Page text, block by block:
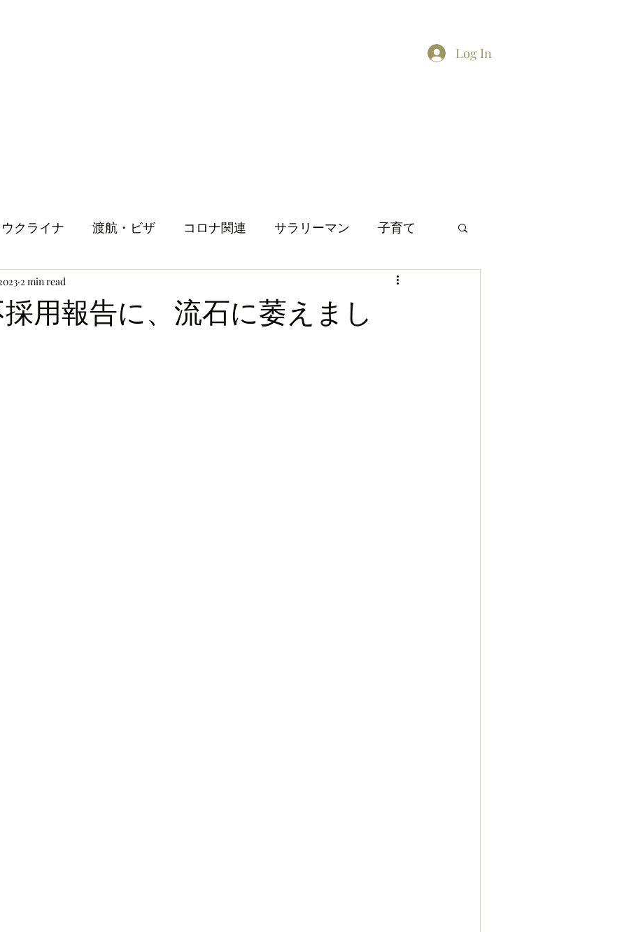
About Contact
Log In
ウクライナ 渡航・ビザ コロナ関連 サラリーマン 子育て
健康 日本文化
用報告に、流石に萎えまし
2 min read